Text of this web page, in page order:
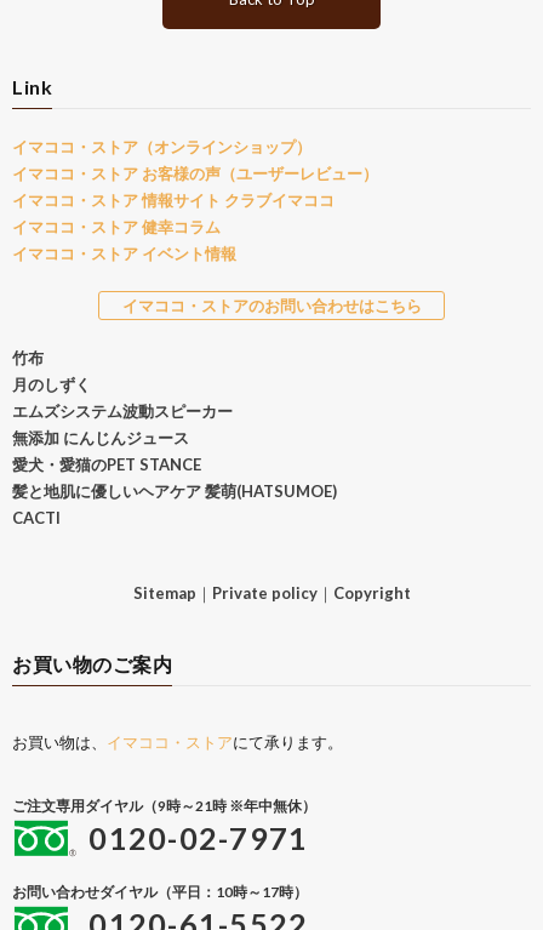
Link
イマココ・ストア（オンラインショップ）
イマココ・ストア お客様の声（ユーザーレビュー）
イマココ・ストア 情報サイト クラブイマココ
イマココ・ストア 健幸コラム
イマココ・ストア イベント情報
イマココ・ストアのお問い合わせはこちら
竹布
月のしずく
エムズシステム波動スピーカー
無添加 にんじんジュース
愛犬・愛猫のPET STANCE
髪と地肌に優しいヘアケア 髪萌(HATSUMOE)
CACTI
Sitemap ｜ Private policy｜ Copyright
お買い物のご案内
お買い物は、 イマココ・ストアにて承ります。
ご注文専用ダイヤル（9時～21時 ※年中無休）
0120-02-7971
お問い合わせダイヤル（平日：10時～17時）